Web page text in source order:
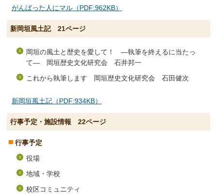
がんばった人にマル（PDF:962KB）
新岡垣風土記 21ページ
岡垣の風土と歴史を愛して！ ―執筆を終えるに当たっ
て― 岡垣歴史文化研究会 石井邦一
これから執筆します 岡垣歴史文化研究会 石田健次
新岡垣風土記（PDF:934KB）
行事予定・施設情報 22ページ
行事予定
役場
地域・学校
校区コミュニティ